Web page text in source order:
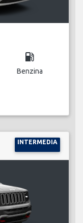
local_gas_station
Benzina
INTERMEDIA